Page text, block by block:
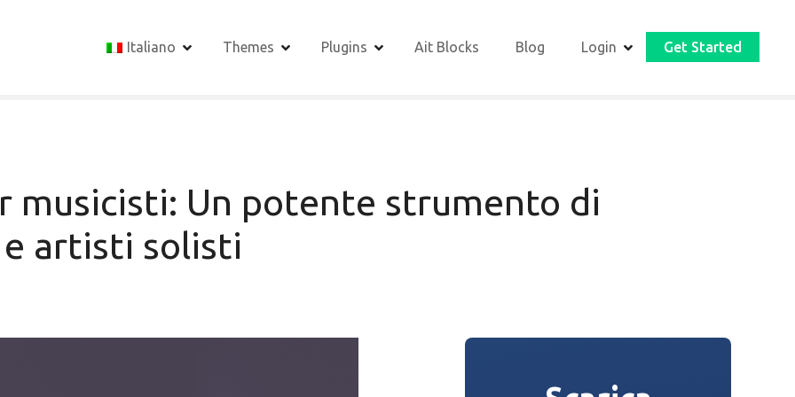
Italiano Themes Plugins Ait Blocks Blog Login Get Started
musicisti: Un potente strumento di
artisti solisti